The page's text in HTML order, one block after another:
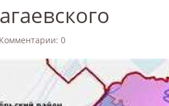
Комментарии: 0